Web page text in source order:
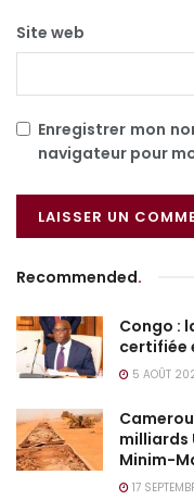
Site web
Enregistrer mon
navigateur pour
Recommended.
Congo :
certifiée
5 AOÛT
milliards
Minim-
17